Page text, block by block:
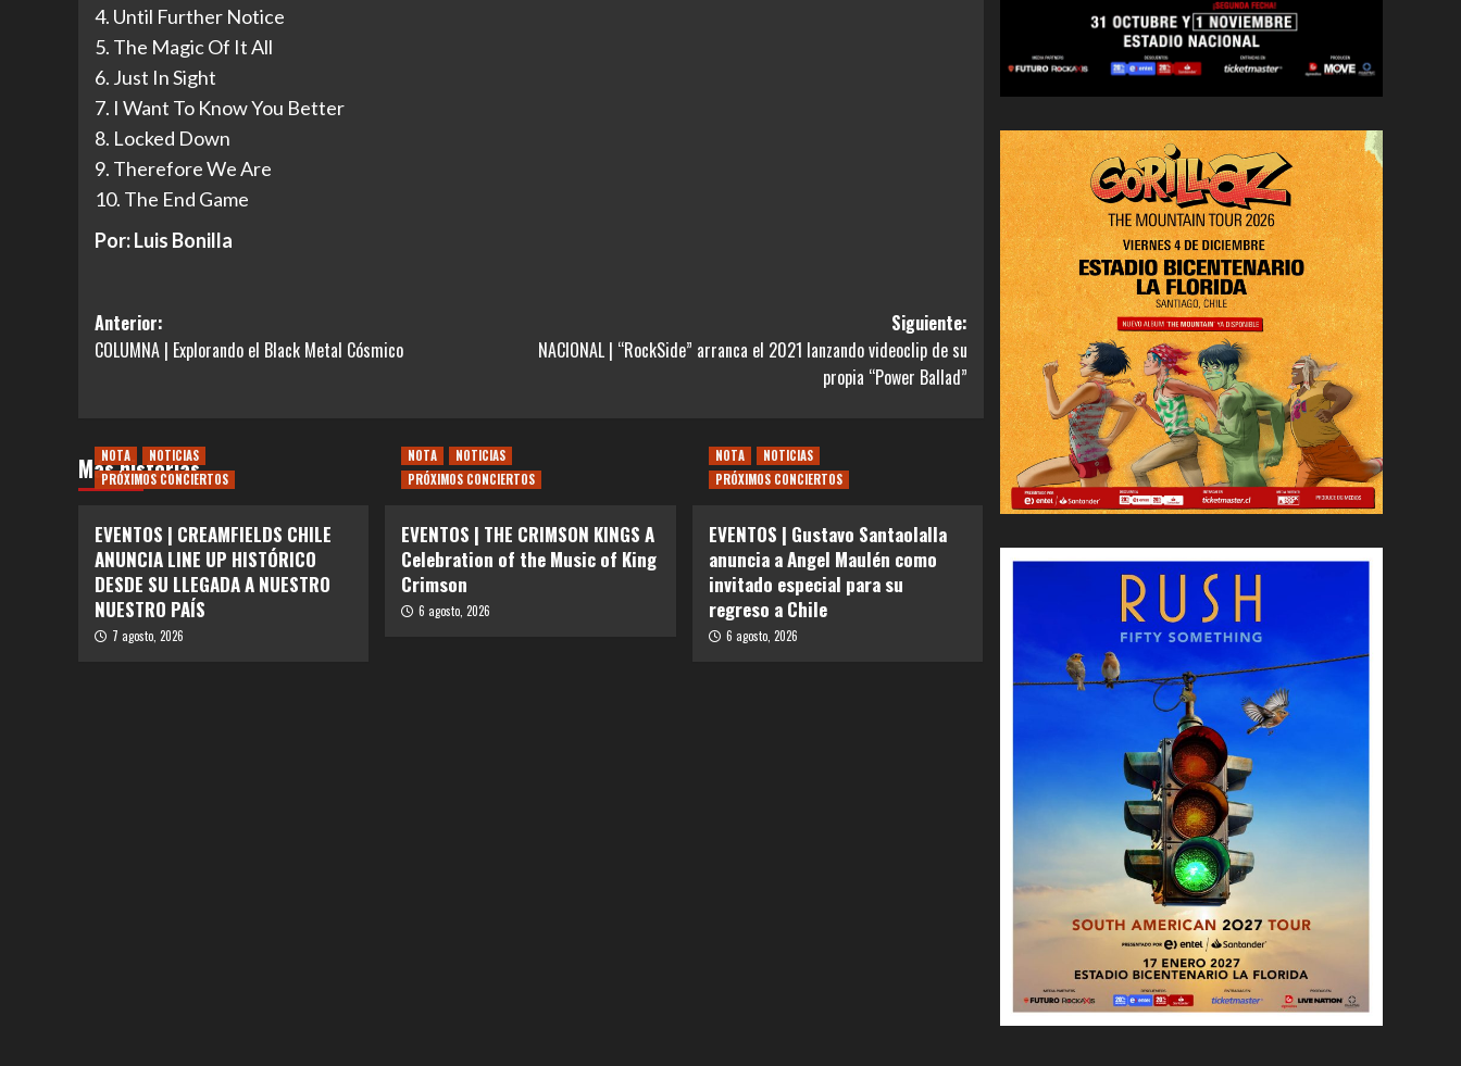
4. Until Further Notice
5. The Magic Of It All
6. Just In Sight
7. I Want To Know You Better
8. Locked Down
9. Therefore We Are
10. The End Game
Por: Luis Bonilla
Navegación
de
Anterior:
COLUMNA | Explorando el Black Metal Cósmico
Siguiente:
NACIONAL | “RockSide” arranca el 2021 lanzando videoclip de su
propia “Power Ballad”
Más historias
NOTA
NOTICIAS
PRÓXIMOS CONCIERTOS
EVENTOS | CREAMFIELDS CHILE
ANUNCIA LINE UP HISTÓRICO
DESDE SU LLEGADA A NUESTRO
NUESTRO PAÍS
7 agosto, 2026
NOTA
NOTICIAS
PRÓXIMOS CONCIERTOS
EVENTOS | THE CRIMSON KINGS A
Celebration of the Music of King
Crimson
6 agosto, 2026
NOTA
NOTICIAS
PRÓXIMOS CONCIERTOS
EVENTOS | Gustavo Santaolalla
anuncia a Angel Maulén como
invitado especial para su
regreso a Chile
6 agosto, 2026